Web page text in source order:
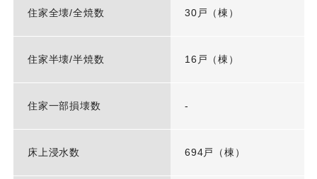
住家全壊/全焼数 30戸（棟）
住家半壊/半焼数 16戸（棟）
住家一部損壊数 -
床上浸水数 694戸（棟）